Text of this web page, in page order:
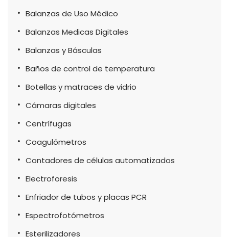
Balanzas de Uso Médico
Balanzas Medicas Digitales
Balanzas y Básculas
Baños de control de temperatura
Botellas y matraces de vidrio
Cámaras digitales
Centrífugas
Coagulómetros
Contadores de células automatizados
Electroforesis
Enfriador de tubos y placas PCR
Espectrofotómetros
Esterilizadores